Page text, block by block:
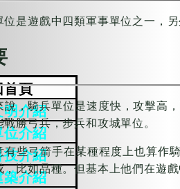
首頁
明介紹
位介紹
技介紹
築介紹
位是遊戲中四類軍事單位之一，
說，騎兵單位是速度快，攻擊高
戰勝弓兵，步兵和攻城單位。
有些弓箭手在某種程度上也算作
，比如品種。但基本上他們在遊